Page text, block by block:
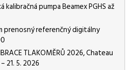
kalibračná pumpa Beamex PGHS až
prenosný referenčný digitálny
TLAKOMĚRŮ 2026, Chateau
21. 5. 2026